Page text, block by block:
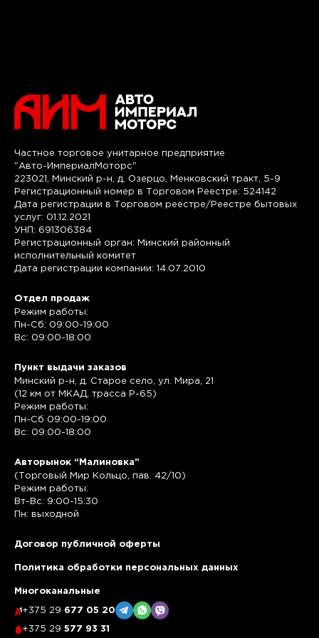
Частное торговое унитарное предприятие
"Авто-ИмпериалМоторс"
223021, Минский р-н, д. Озерцо, Менковский тракт, 5-9
Регистрационный номер в Торговом Реестре: 524142
Дата регистрации в Торговом реестре/Реестре бытовых
услуг: 01.12.2021
УНП: 691306384
Регистрационный орган: Минский районный
исполнительный комитет
Дата регистрации компании: 14.07.2010
Отдел продаж
Режим работы:
Пн-Сб: 09:00-19:00
Вс: 09:00-18:00
Пункт выдачи заказов
Минский р-н, д. Старое село, ул. Мира, 21
(12 км от МКАД, трасса P-65)
Режим работы:
Пн-Сб 09:00-19:00
Вс: 09:00-18:00
Авторынок “Малиновка”
(Торговый Мир Кольцо, пав. 42/10)
Режим работы:
Вт-Вс: 9:00-15:30
Пн: выходной
Договор публичной оферты
Политика обработки персональных данных
Многоканальные
+375 29 677 05 20
+375 29 577 93 31